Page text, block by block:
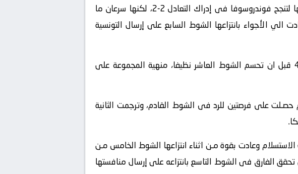
وحصلت جابر على أربع فرص فى الشوط الرابع لاستعادة أفضليتها، لكنها لم تترجمها لتنجح فوندروسوفا فى إدراك التعادل 2-2، لكنها سرعان ما
رفضت الاستسلام وعادت الي الأجواء بانتزاعها الشوط السابع على إرسال التونسية
وحصلت التشيكية بعدها على فرصتين لانتزاع الشوط التاسع، وترجمتهما لتتقدم 5-4 قبل ان تحسم الشوط العاشر نظيفا، منهية المجموعة على
على فرصتين للرد فى الشوط القادم، وترجمت الثانية
لكن التشيكية رفضت الاستسلام وعادت بقوة مـن اثناء انتزاعها الشوط الخامس مـن
بالشوط السادس على إرسالها، مدركة التعادل 3-3 ثم 4-4 قبل ان تحقق الفارق فى الشوط التاسع بانتزاعه على إرسال منافستها